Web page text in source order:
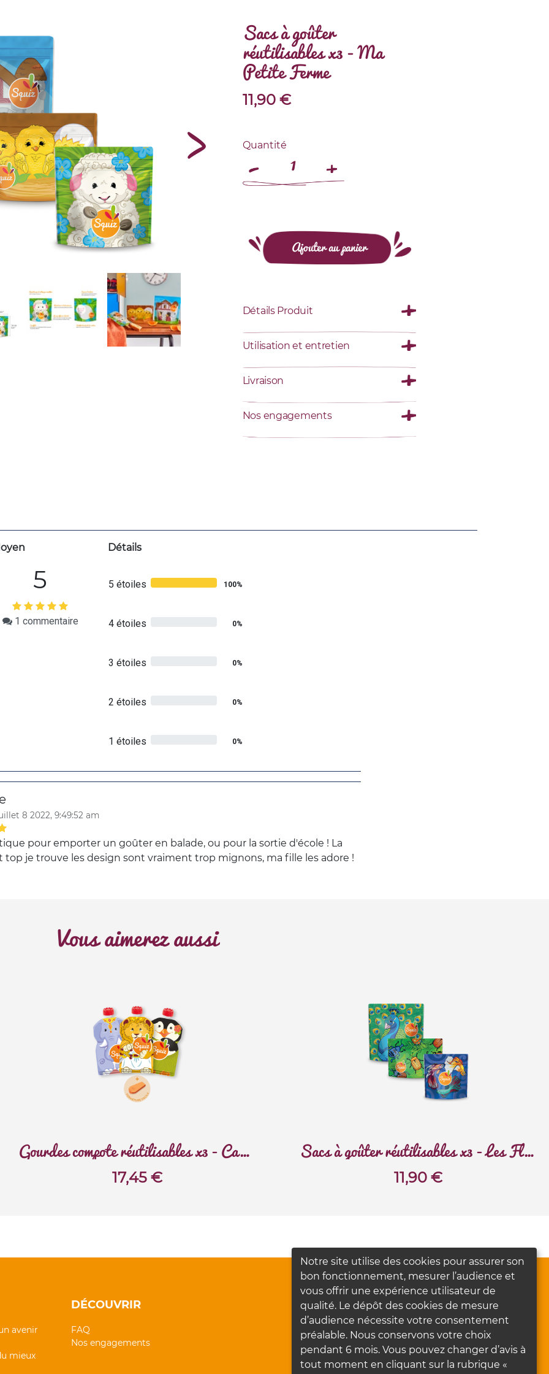
Sacs à goûter
réutilisables x3 - Ma
Petite Ferme
11,90€
Quantité
Ajouter au panier
Détails Produit
Utilisation et entretien
Livraison
Nos engagements
5
1 commentaire
Détails
5 étoiles 100%
4 étoiles 0%
3 étoiles 0%
2 étoiles 0%
1 étoiles 0%
8 2022, 9:49:52 am
pour emporter un goûter en balade, ou pour la sortie d'école ! La
top je trouve les design sont vraiment trop mignons, ma fille les adore !
Vous aimerez aussi
Gourdes compote réutilisables x3 - Carnaval
17,45 €
Sacs à goûter réutilisables x3 - Les Flamboyants
11,90€
avenir
mieux
DÉCOUVRIR
FAQ
Nos engagements
Notre site utilise des cookies pour assurer son
bon fonctionnement, mesurer l’audience et
vous offrir une expérience utilisateur de
qualité. Le dépôt des cookies de mesure
d’audience nécessite votre consentement
préalable. Nous conservons votre choix
pendant 6 mois. Vous pouvez changer d’avis à
tout moment en cliquant sur la rubrique «